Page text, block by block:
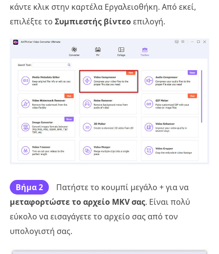
κάντε κλικ στην καρτέλα Εργαλειοθήκη. Από εκεί,
επιλέξτε το Συμπιεστής βίντεοεπιλογή.
Βήμα 2
Πατήστε το κουμπί μεγάλο + για να
μεταφορτώστε το αρχείο MKV σας. Είναι πολύ
εύκολο να εισαγάγετε το αρχείο σας από τον
υπολογιστή σας.